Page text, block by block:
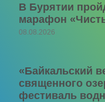
В Бурятии
марафон
08.08.2026
«Байкальский
священного
фестиваль